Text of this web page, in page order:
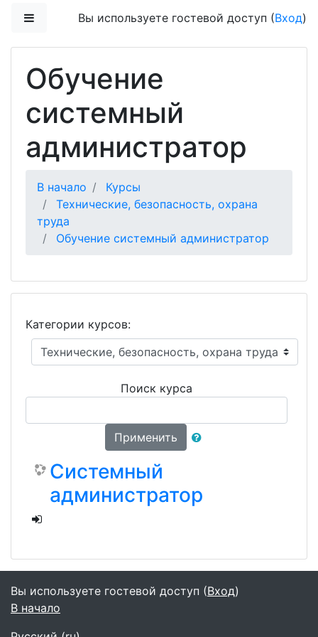
Боковая панель
Вы используете гостевой доступ (Вход)
Обучение
системный
администратор
В начало
Курсы
Технические, безопасность, охрана
труда
Обучение системный администратор
Категории курсов:
Поиск курса
Применить
Системный
администратор
Вы используете гостевой доступ (Вход)
В начало